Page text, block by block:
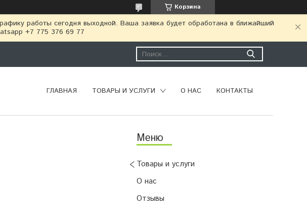
Корзина
работы сегодня выходной. Ваша заявка будет обработана в ближайший
+7 775 376 69 77
ГЛАВНАЯ ТОВАРЫ И УСЛУГИ О НАС КОНТАКТЫ
Товары и услуги
О нас
Отзывы